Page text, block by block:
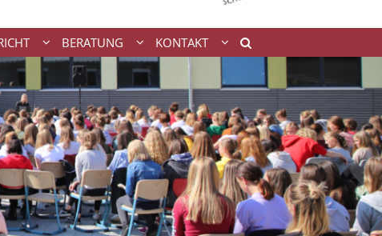
BERATUNG KONTAKT